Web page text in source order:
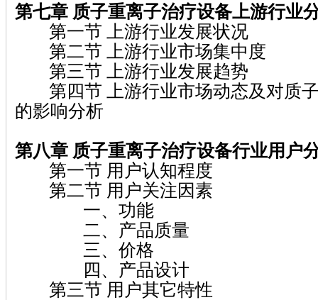
第七章 质子重离子治疗设备上游行业
第一节 上游行业发展状况
第二节 上游行业市场集中度
第三节 上游行业发展趋势
第四节 上游行业市场动态及对质
的影响分析
第八章 质子重离子治疗设备行业用户
第一节 用户认知程度
第二节 用户关注因素
一、功能
二、产品质量
三、价格
四、产品设计
第三节 用户其它特性